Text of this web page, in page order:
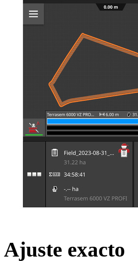
Ajuste exacto